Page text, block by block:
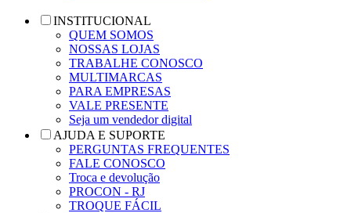
INSTITUCIONAL
QUEM SOMOS
NOSSAS LOJAS
TRABALHE CONOSCO
MULTIMARCAS
PARA EMPRESAS
VALE PRESENTE
Seja um vendedor digital
AJUDA E SUPORTE
PERGUNTAS FREQUENTES
FALE CONOSCO
Troca e devolução
PROCON - RJ
TROQUE FÁCIL